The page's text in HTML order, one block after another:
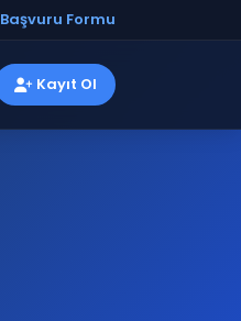
Başvuru Formu
Kayıt Ol